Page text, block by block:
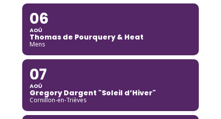
06
AOÛ
Thomas de Pourquery & Heat
Mens
07
AOÛ
Gregory Dargent "Soleil d’Hiver"
Cornillon-en-Trièves